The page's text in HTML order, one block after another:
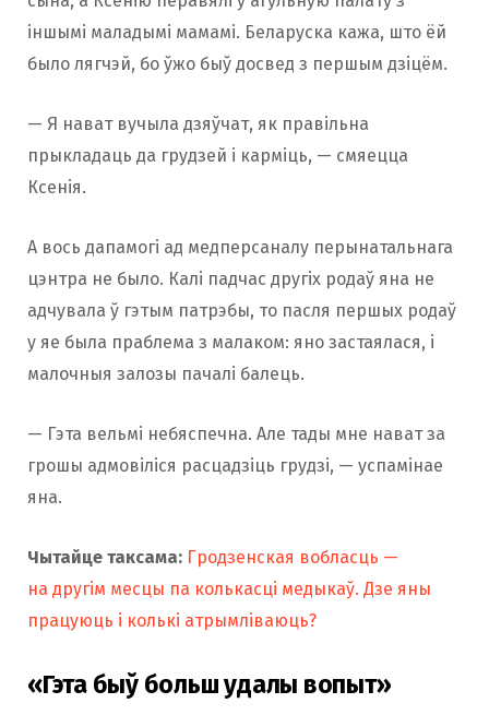
іншымі маладымі мамамі. Беларуска кажа, што ёй
было лягчэй, бо ўжо быў досвед з першым дзіцём.
— Я нават вучыла дзяўчат, як правільна
прыкладаць да грудзей і карміць, — смяецца
Ксенія.
А вось дапамогі ад медперсаналу перынатальнага
цэнтра не было. Калі падчас другіх родаў яна не
адчувала ў гэтым патрэбы, то пасля першых родаў
у яе была праблема з малаком: яно застаялася, і
малочныя залозы пачалі балець.
— Гэта вельмі небяспечна. Але тады мне нават за
грошы адмовіліся расцадзіць грудзі, — успамінае
яна.
Чытайце таксама: Гродзенская вобласць —
на другім месцы па колькасці медыкаў. Дзе яны
працуюць і колькі атрымліваюць?
«Гэта быў больш удалы вопыт»